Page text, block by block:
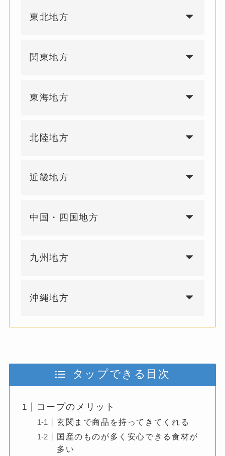
東北地方
関東地方
東海地方
北陸地方
近畿地方
中国・四国地方
九州地方
沖縄地方
タップできる目次
コープのメリット
玄関まで商品を持ってきてくれる
国産のものが多く安心できる食材が
多い